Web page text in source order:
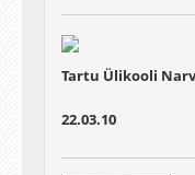
Tartu Ülikooli
22.03.10